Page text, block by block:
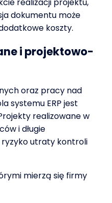
realizacji projektu,
dokumentu może
koszty.
i projektowo-
oraz pracy nad
systemu ERP jest
realizowane w
i długie
utraty kontroli
mierzą się firmy